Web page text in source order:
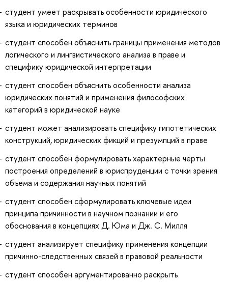
студент умеет раскрывать особенности юридического
языка и юридических терминов
студент способен объяснить границы применения методов
логического и лингвистического анализа в праве и
специфику юридической интерпретации
студент способен объяснить особенности анализа
юридических понятий и применения философских
категорий в юридической науке
студент может анализировать специфику гипотетических
конструкций, юридических фикций и презумпций в праве
студент способен формулировать характерные черты
построения определений в юриспруденции с точки зрения
объема и содержания научных понятий
студент способен сформулировать ключевые идеи
принципа причинности в научном познании и его
обоснования в концепциях Д. Юма и Дж. С. Милля
студент анализирует специфику применения концепции
причинно-следственных связей в правовой реальности
студент способен аргументированно раскрыть